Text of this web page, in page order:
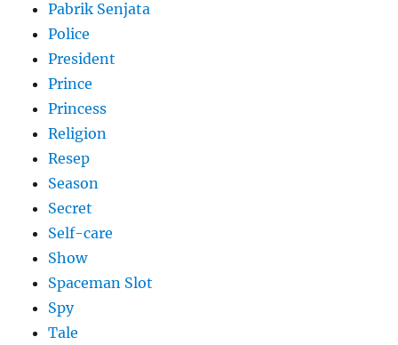
Pabrik Senjata
Police
President
Prince
Princess
Religion
Resep
Season
Secret
Self-care
Show
Spaceman Slot
Spy
Tale